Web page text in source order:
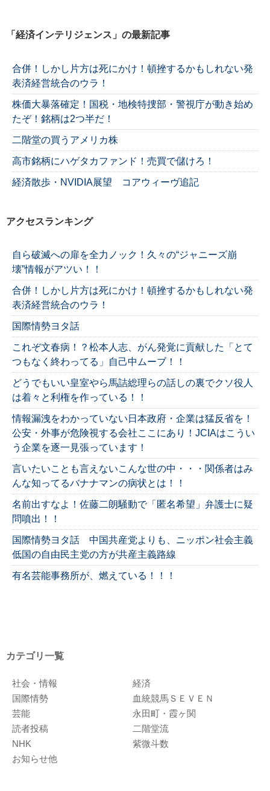
「経済インテリジェンス」の最新記事
合併！しかし片方は死にかけ！頓挫するかもしれない発
表済経営統合のウラ！
株価大暴落確定！国税・地検特捜部・警視庁が動き始め
たぞ！銘柄は2つ半だ！
二階堂の買うアメリカ株
高市銘柄にハゲタカファンド！売買で儲けろ！
経済散歩・NVIDIA展望 コアウィーヴ追記
アクセスランキング
自ら破滅への扉を全力ノック！久々の“ジャニーズ崩
壊”情報がアツい！！
合併！しかし片方は死にかけ！頓挫するかもしれない発
表済経営統合のウラ！
国際情勢ヨタ話
これぞ文春病！？松本人志、がん発覚に貢献した「とて
つもなく終わってる」自己中ムーブ！！
どうでもいい皇室やら馬詰総理らの話しの裏でクソ役人
は着々と利権を作っている！！
情報漏洩をわかっていない日本政府・企業は猛反省を！
公安・外事が危険視する会社ここにあり！JCIAはこうい
う企業を逐一見張っています！
言いたいことも言えないこんな世の中・・・関係者はみ
んな知ってるバナナマンの病状とは！！
名前出すなよ！佐藤二朗騒動で「匿名希望」弁護士に疑
問噴出！！
国際情勢ヨタ話 中国共産党よりも、ニッポン社会主義
低国の自由民主党の方が共産主義路線
有名芸能事務所が、燃えている！！！
カテゴリ一覧
社会・情報
経済
国際情勢
血統競馬ＳＥＶＥＮ
芸能
永田町・霞ヶ関
読者投稿
二階堂流
NHK
紫微斗数
お知らせ他